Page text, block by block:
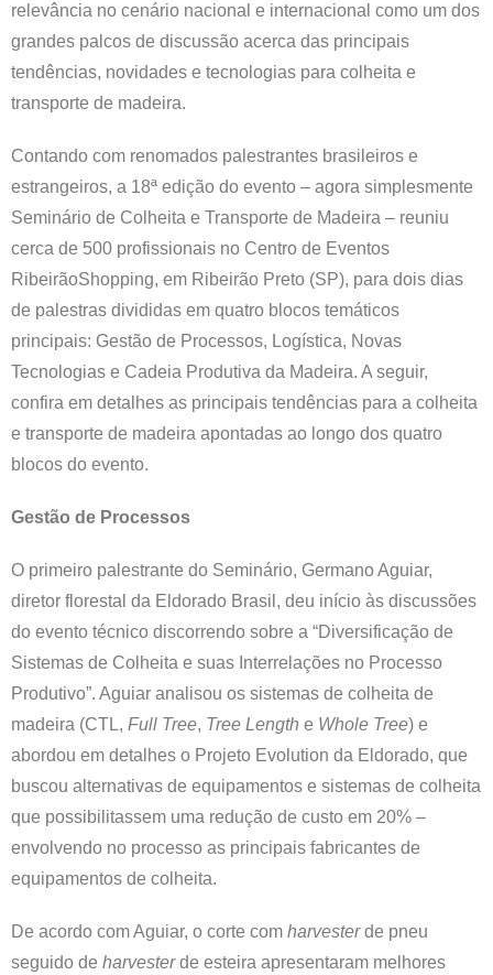
relevância no cenário nacional e internacional como um dos
grandes palcos de discussão acerca das principais
tendências, novidades e tecnologias para colheita e
transporte de madeira.
Contando com renomados palestrantes brasileiros e
estrangeiros, a 18ª edição do evento – agora simplesmente
Seminário de Colheita e Transporte de Madeira – reuniu
cerca de 500 profissionais no Centro de Eventos
RibeirãoShopping, em Ribeirão Preto (SP), para dois dias
de palestras divididas em quatro blocos temáticos
principais: Gestão de Processos, Logística, Novas
Tecnologias e Cadeia Produtiva da Madeira. A seguir,
confira em detalhes as principais tendências para a colheita
e transporte de madeira apontadas ao longo dos quatro
blocos do evento.
Gestão de Processos
O primeiro palestrante do Seminário, Germano Aguiar,
diretor florestal da Eldorado Brasil, deu início às discussões
do evento técnico discorrendo sobre a “Diversificação de
Sistemas de Colheita e suas Interrelações no Processo
Produtivo”. Aguiar analisou os sistemas de colheita de
madeira (CTL, Full Tree, Tree Length e Whole Tree) e
abordou em detalhes o Projeto Evolution da Eldorado, que
buscou alternativas de equipamentos e sistemas de colheita
que possibilitassem uma redução de custo em 20% –
envolvendo no processo as principais fabricantes de
equipamentos de colheita.
De acordo com Aguiar, o corte com harvesterde pneu
seguido de harvesterde esteira apresentaram melhores